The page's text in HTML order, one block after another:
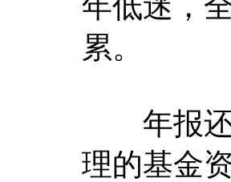
累。
年报还
理的基金